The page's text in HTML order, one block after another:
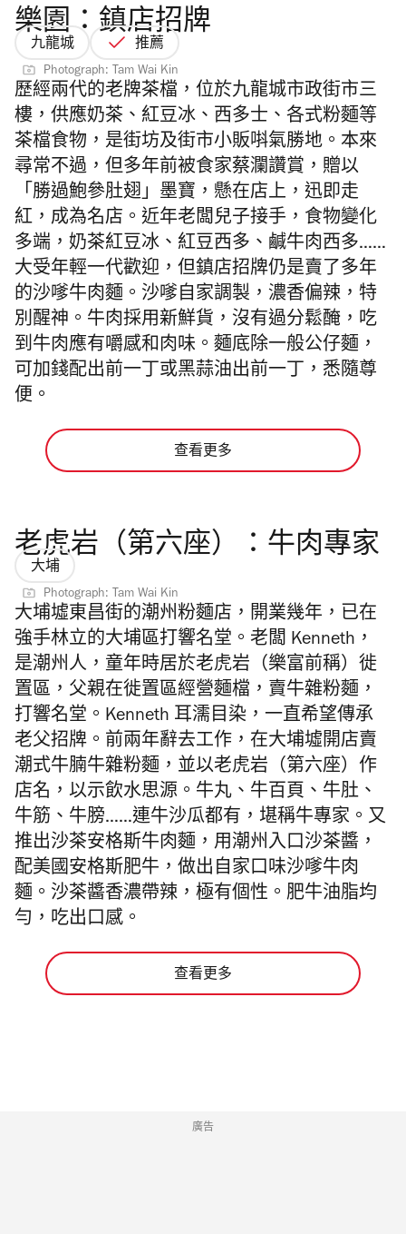
樂園：鎮店招牌
九龍城 推薦
Photograph: Tam Wai Kin
歷經兩代的老牌茶檔，位於九龍城市政街市三
樓，供應奶茶、紅豆冰、西多士、各式粉麵等
茶檔食物，是街坊及街市小販唞氣勝地。本來
尋常不過，但多年前被食家蔡瀾讚賞，贈以
「勝過鮑參肚翅」墨寶，懸在店上，迅即走
紅，成為名店。近年老闆兒子接手，食物變化
多端，奶茶紅豆冰、紅豆西多、鹹牛肉西多……
大受年輕一代歡迎，但鎮店招牌仍是賣了多年
的沙嗲牛肉麵。沙嗲自家調製，濃香偏辣，特
別醒神。牛肉採用新鮮貨，沒有過分鬆醃，吃
到牛肉應有嚼感和肉味。麵底除一般公仔麵，
可加錢配出前一丁或黑蒜油出前一丁，悉隨尊
便。
查看更多
老虎岩（第六座）：牛肉專家
大埔
Photograph: Tam Wai Kin
大埔墟東昌街的潮州粉麵店，開業幾年，已在
強手林立的大埔區打響名堂。老闆 Kenneth ，
是潮州人，童年時居於老虎岩（樂富前稱）徙
置區，父親在徙置區經營麵檔，賣牛雜粉麵，
打響名堂。 Kenneth 耳濡目染，一直希望傳承
老父招牌。前兩年辭去工作，在大埔墟開店賣
潮式牛腩牛雜粉麵，並以老虎岩 （第六座）作
店名，以示飲水思源。牛丸、牛百頁、牛肚、
牛筋、牛膀……連牛沙瓜都有，堪稱牛專家。又
推出沙茶安格斯牛肉麵，用潮州入口沙茶醬，
配美國安格斯肥牛，做出自家口味沙嗲牛肉
麵。沙茶醬香濃帶辣，極有個性。肥牛油脂均
勻，吃出口感。
查看更多
廣告